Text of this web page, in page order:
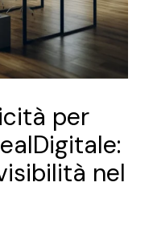
per
nel